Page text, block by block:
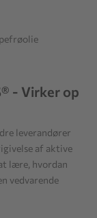
- Virker op
leverandører
af aktive
lære, hvordan
vedvarende